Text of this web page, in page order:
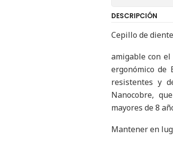
DESCRIPCIÓN
Cepillo de
amigable con
ergonómico de
resistentes y
Nanocobre,
mayores de 8
Mantener en